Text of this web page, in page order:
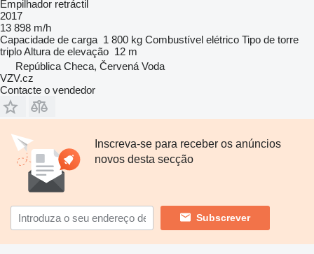
Empilhador retráctil
2017
13 898 m/h
Capacidade de carga 1 800 kg Combustível elétrico Tipo de torre
triploAltura de elevação 12 m
República Checa, Červená Voda
VZV.cz
Contacte o vendedor
Inscreva-se para receber os anúncios
novos desta secção
Subscrever